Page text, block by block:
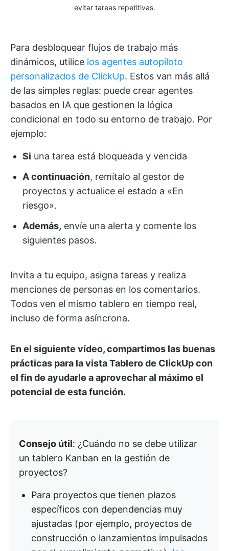
evitar tareas repetitivas.
Para desbloquear flujos de trabajo más
dinámicos, utilice los agentes autopiloto
personalizados de ClickUp. Estos van más allá
de las simples reglas: puede crear agentes
basados en IA que gestionen la lógica
condicional en todo su entorno de trabajo. Por
ejemplo:
Si una tarea está bloqueada y vencida
A continuación, remítalo al gestor de
proyectos y actualice el estado a «En
riesgo».
Además, envíe una alerta y comente los
siguientes pasos.
Invita a tu equipo, asigna tareas y realiza
menciones de personas en los comentarios.
Todos ven el mismo tablero en tiempo real,
incluso de forma asíncrona.
En el siguiente vídeo, compartimos las buenas
prácticas para la vista Tablero de ClickUp con
el fin de ayudarle a aprovechar al máximo el
potencial de esta función.
Consejo útil: ¿Cuándo no se debe utilizar
un tablero Kanban en la gestión de
proyectos?
Para proyectos que tienen plazos
específicos con dependencias muy
ajustadas (por ejemplo, proyectos de
construcción o lanzamientos impulsados